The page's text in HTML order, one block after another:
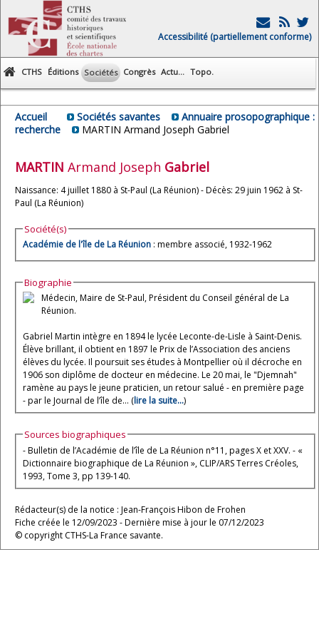
Accessibilité (partiellement conforme)
CTHS Éditions Sociétés Congrès Actu... Topo.
Accueil Sociétés savantes
Annuaire prosopographique :
recherche
MARTIN Armand Joseph Gabriel
MARTIN Armand Joseph Gabriel
Naissance: 4 juillet 1880 à St-Paul (La Réunion) - Décès: 29 juin 1962 à St-
Paul (La Réunion)
Société(s)
Académie de l'île de La Réunion : membre associé, 1932-1962
Biographie
Médecin, Maire de St-Paul, Président du Conseil général de La
Réunion.
Gabriel Martin intègre en 1894 le lycée Leconte-de-Lisle à Saint-Denis.
Élève brillant, il obtient en 1897 le Prix de l’Association des anciens
élèves du lycée. Il poursuit ses études à Montpellier où il décroche en
1906 son diplôme de docteur en médecine. Le 20 mai, le "Djemnah"
ramène au pays le jeune praticien, un retour salué - en première page
- par le Journal de l’île de... (lire la suite...)
Sources biographiques
- Bulletin de l’Académie de l’île de La Réunion n°11, pages X et XXV. - «
Dictionnaire biographique de La Réunion », CLIP/ARS Terres Créoles,
1993, Tome 3, pp 139-140.
Rédacteur(s) de la notice : Jean-François Hibon de Frohen
Fiche créée le 12/09/2023 - Dernière mise à jour le 07/12/2023
© copyright CTHS-La France savante.